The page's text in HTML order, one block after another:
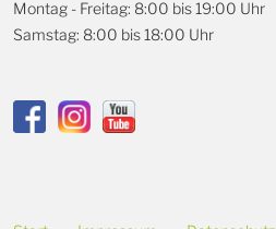
Montag - Freitag: 8:00 bis 19:00 Uhr
Samstag: 8:00 bis 18:00 Uhr